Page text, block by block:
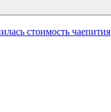
стоимость чаепития